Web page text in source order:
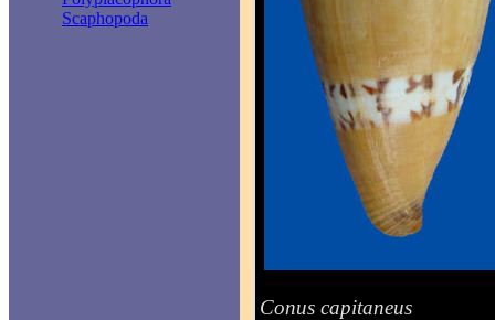
Scaphopoda
Conus capitaneus